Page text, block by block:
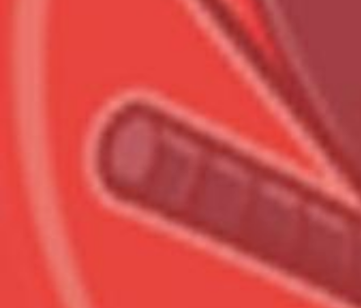
Всего позиций в корзине
Всего товара в корзине
Сумма к оплате (без